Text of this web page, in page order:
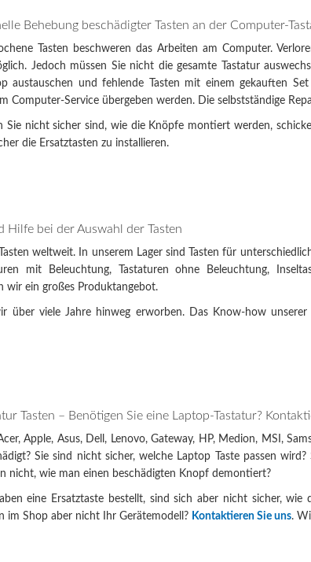
Behebung beschädigter Tasten an der Computer-
Tasten beschweren das Arbeiten am Computer.
Jedoch müssen Sie nicht die gesamte Tastatur
austauschen und fehlende Tasten mit einem gekauften
Computer-Service übergeben werden. Die selbstständige
Sie nicht sicher sind, wie die Knöpfe montiert werden,
die Ersatztasten zu installieren.
Hilfe bei der Auswahl der Tasten
weltweit. In unserem Lager sind Tasten für
mit Beleuchtung, Tastaturen ohne Beleuchtung,
wir ein großes Produktangebot.
über viele Jahre hinweg erworben. Das Know-how
Tasten – Benötigen Sie eine Laptop-Tastatur?
Apple, Asus, Dell, Lenovo, Gateway, HP, Medion, MSI,
Sie sind nicht sicher, welche Laptop Taste passen
nicht, wie man einen beschädigten Knopf demontiert?
eine Ersatztaste bestellt, sind sich aber nicht sicher,
im Shop aber nicht Ihr Gerätemodell? Kontaktieren Sie uns.